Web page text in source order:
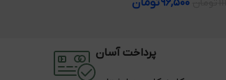
پرداخت آسان